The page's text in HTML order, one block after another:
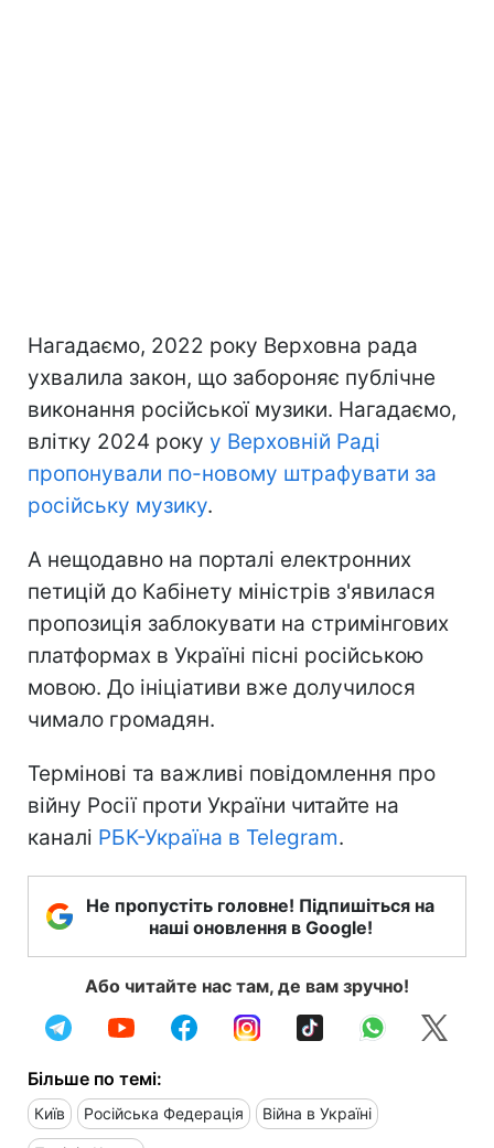
Нагадаємо, 2022 року Верховна рада
ухвалила закон, що забороняє публічне
виконання російської музики. Нагадаємо,
влітку 2024 року у Верховній Раді
пропонували по-новому штрафувати за
російську музику.
А нещодавно на порталі електронних
петицій до Кабінету міністрів з'явилася
пропозиція заблокувати на стримінгових
платформах в Україні пісні російською
мовою. До ініціативи вже долучилося
чимало громадян.
Термінові та важливі повідомлення про
війну Росії проти України читайте на
каналі РБК-Україна в Telegram.
Не пропустіть головне! Підпишіться на
наші оновлення в Google!
Або читайте нас там, де вам зручно!
Більше по темі:
Київ Російська Федерація Війна в Україні